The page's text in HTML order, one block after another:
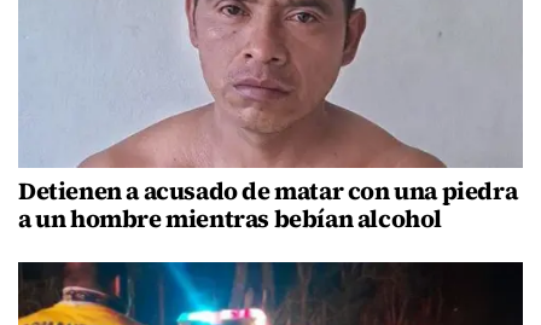
Detienen a acusado de matar con una piedra
a un hombre mientras bebían alcohol